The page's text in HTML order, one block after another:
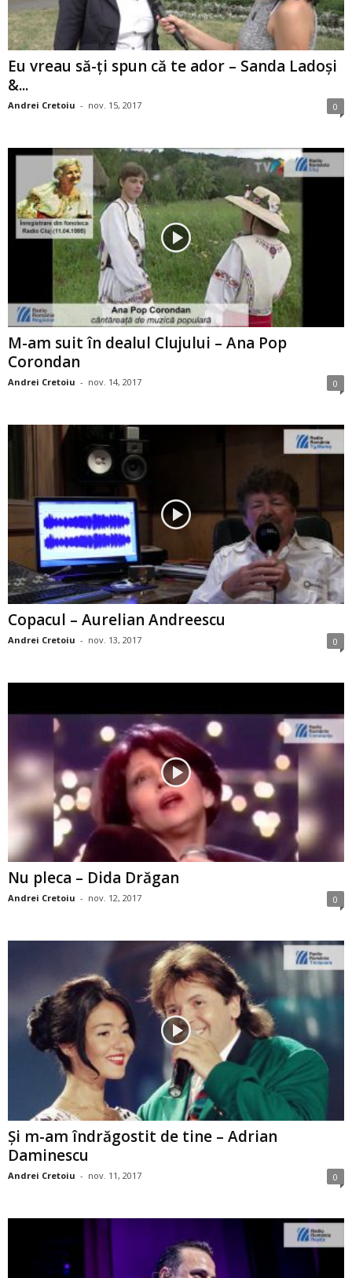
Eu vreau să-ţi spun că te ador – Sanda Ladoşi
&...
Andrei Cretoiu - nov. 15, 2017 0
M-am suit în dealul Clujului – Ana Pop
Corondan
Andrei Cretoiu - nov. 14, 2017 0
Copacul – Aurelian Andreescu
Andrei Cretoiu - nov. 13, 2017 0
Nu pleca – Dida Drăgan
Andrei Cretoiu - nov. 12, 2017 0
Şi m-am îndrăgostit de tine – Adrian
Daminescu
Andrei Cretoiu - nov. 11, 2017 0